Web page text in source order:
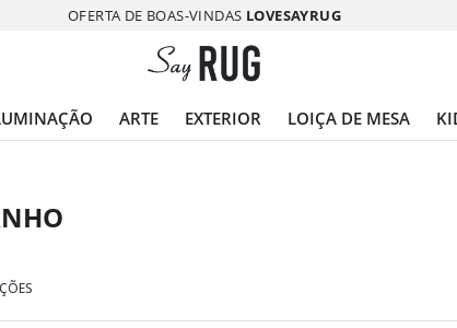
OFERTA DE BOAS-VINDAS LOVESAYRUG
ARTE EXTERIOR LOIÇA DE MESA